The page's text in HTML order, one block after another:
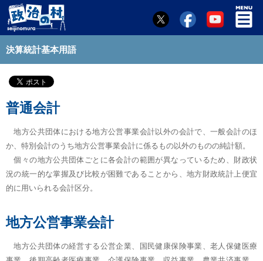
決算統計基本用語
普通会計
地方公共団体における地方公営事業会計以外の会計で、一般会計のほ
か、特別会計のうち地方公営事業会計に係るもの以外のものの純計額。
個々の地方公共団体ごとに各会計の範囲が異なっているため、財政状
況の統一的な掌握及び比較が困難であることから、地方財政統計上便宜
的に用いられる会計区分。
地方公営事業会計
地方公共団体の経営する公営企業、国民健康保険事業、老人保健医療